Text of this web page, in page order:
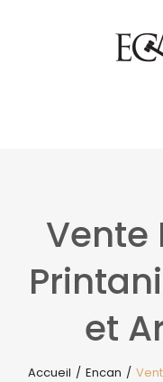
Vente
et
Accueil / Encan /